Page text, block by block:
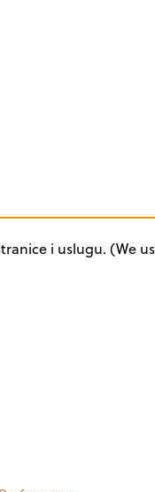
i uslugu. (We